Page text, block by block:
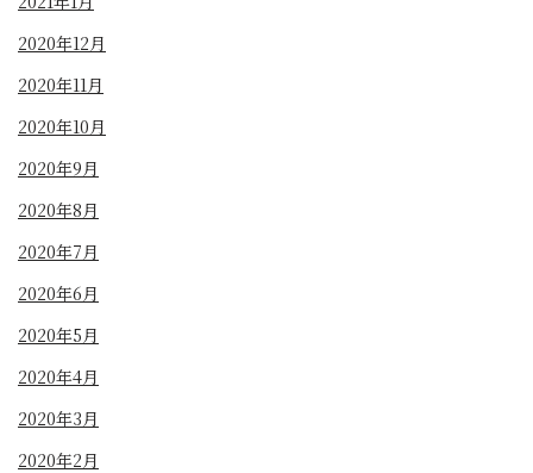
2020年12月
2020年11月
2020年10月
2020年9月
2020年8月
2020年7月
2020年6月
2020年5月
2020年4月
2020年3月
2020年2月